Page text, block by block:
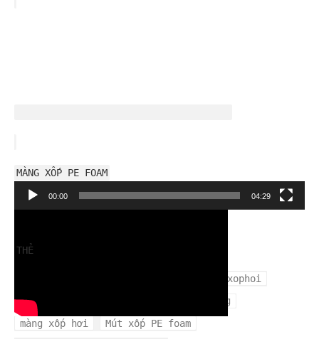
MÀNG XỐP PE FOAM
Trình
chơi
00:00 04:29
THẺ
mangxophoi
mua xốp hơi ở đâu
màng xốp bọc hàng
màng xốp hơi
Mút xốp PE foam